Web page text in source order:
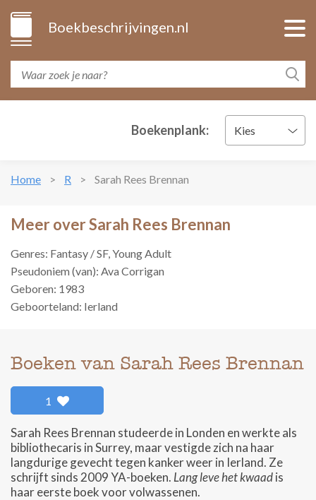
Boekbeschrijvingen.nl
Boekenplank: Kies
Home R Sarah Rees Brennan
Meer over Sarah Rees Brennan
Genres: Fantasy / SF, Young Adult
Pseudoniem (van): Ava Corrigan
Geboren: 1983
Geboorteland: Ierland
Boeken van Sarah Rees Brennan
1
Sarah Rees Brennan studeerde in Londen en werkte als
bibliothecaris in Surrey, maar vestigde zich na haar
langdurige gevecht tegen kanker weer in Ierland. Ze
schrijft sinds 2009 YA-boeken. Lang leve het kwaadis
haar eerste boek voor volwassenen.